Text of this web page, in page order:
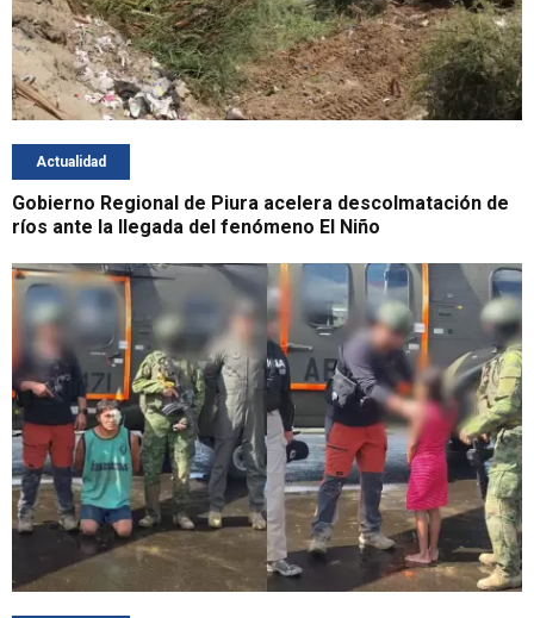
Actualidad
Gobierno Regional de Piura acelera descolmatación de
ríos ante la llegada del fenómeno El Niño